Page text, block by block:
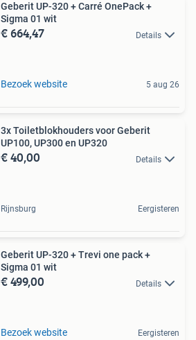
Geberit UP-320 + Carré OnePack +
Sigma 01 wit
€ 664,47 Details
Bezoek website 5 aug 26
3x Toiletblokhouders voor Geberit
UP100, UP300 en UP320
€ 40,00 Details
Rijnsburg Eergisteren
Geberit UP-320 + Trevi one pack +
Sigma 01 wit
€ 499,00 Details
Bezoek website Eergisteren